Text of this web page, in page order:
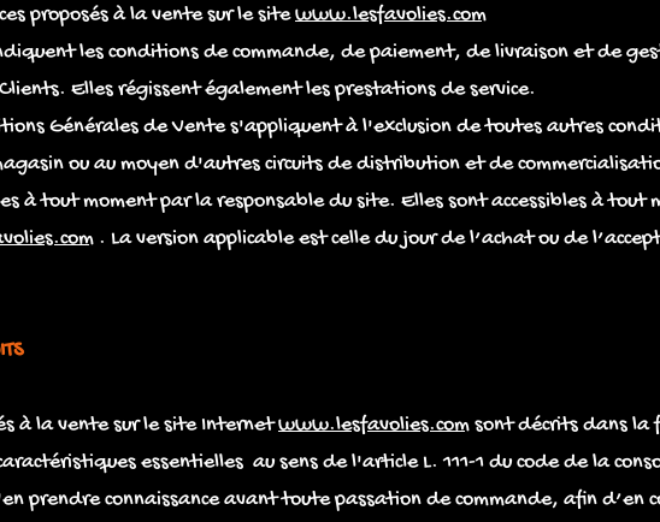
proposés à la vente sur le sitewww.lesfavolies.com
les conditions de commande, de paiement, de livraison et de
Elles régissent également les prestations de service.
Générales de Vente s'appliquent à l'exclusion de toutes autres
ou au moyen d'autres circuits de distribution et de
à tout moment par la responsable du site. Elles sont accessibles à tout
. La version applicable est celle du jour de l’achat ou de
à la vente sur le site Internetwww.lesfavolies.comsont décrits dans la
essentielles au sens de l'article L. 111-1 du code de la
prendre connaissance avant toute passation de commande, afin d’en